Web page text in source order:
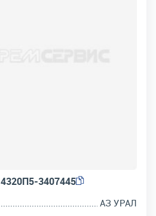
4320П5-3407445
АЗ УРАЛ